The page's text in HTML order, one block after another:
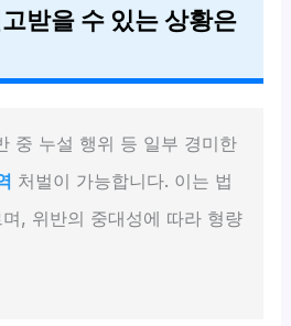
받을 수 있는 상황은
중 누설 행위 등 일부 경미한
처벌이 가능합니다. 이는 법
, 위반의 중대성에 따라 형량